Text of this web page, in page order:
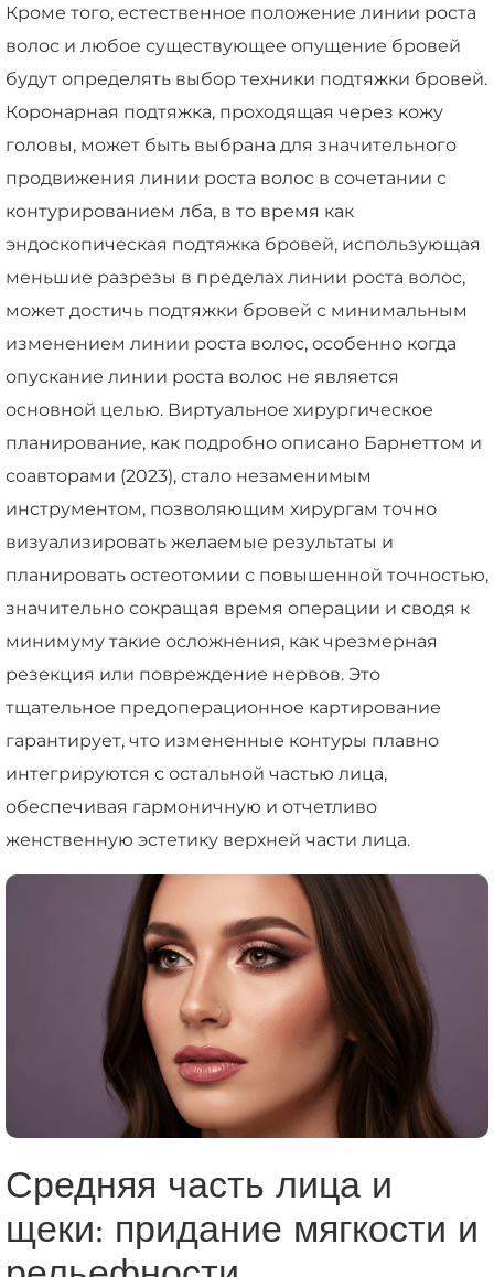
Кроме того, естественное положение линии роста
волос и любое существующее опущение бровей
будут определять выбор техники подтяжки бровей.
Коронарная подтяжка, проходящая через кожу
головы, может быть выбрана для значительного
продвижения линии роста волос в сочетании с
контурированием лба, в то время как
эндоскопическая подтяжка бровей, использующая
меньшие разрезы в пределах линии роста волос,
может достичь подтяжки бровей с минимальным
изменением линии роста волос, особенно когда
опускание линии роста волос не является
основной целью. Виртуальное хирургическое
планирование, как подробно описано Барнеттом и
соавторами (2023), стало незаменимым
инструментом, позволяющим хирургам точно
визуализировать желаемые результаты и
планировать остеотомии с повышенной точностью,
значительно сокращая время операции и сводя к
минимуму такие осложнения, как чрезмерная
резекция или повреждение нервов. Это
тщательное предоперационное картирование
гарантирует, что измененные контуры плавно
интегрируются с остальной частью лица,
обеспечивая гармоничную и отчетливо
женственную эстетику верхней части лица.
Средняя часть лица и
щеки: придание мягкости и